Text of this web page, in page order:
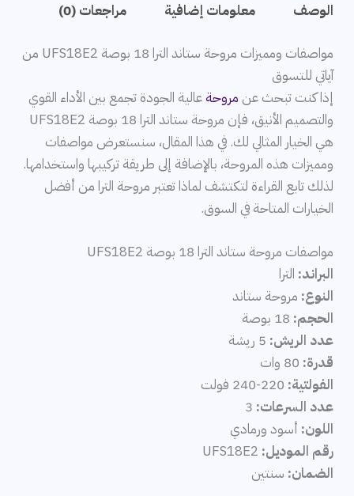
الوصف معلومات إضافية مراجعات (0)
مواصفات ومميزات مروحة ستاند الترا 18 بوصة UFS18E2 من
آياتي للتسوق
إذا كنت تبحث عن مروحةعالية الجودة تجمع بين الأداء القوي
والتصميم الأنيق، فإن مروحة ستاند الترا 18 بوصة UFS18E2
هي الخيار المثالي لك. في هذا المقال، سنستعرض مواصفات
ومميزات هذه المروحة، بالإضافة إلى طريقة تركيبها واستخدامها.
لذلك تابع القراءة لتكتشف لماذا تعتبر مروحة الترا من أفضل
الخيارات المتاحة في السوق.
مواصفات مروحة ستاند الترا 18 بوصة UFS18E2
البراند: الترا
النوع: مروحة ستاند
الحجم:
عدد الريش:
قدرة:
الفولتية:
عدد السرعات:
اللون: أسود ورمادي
رقم الموديل:
الضمان: سنتين